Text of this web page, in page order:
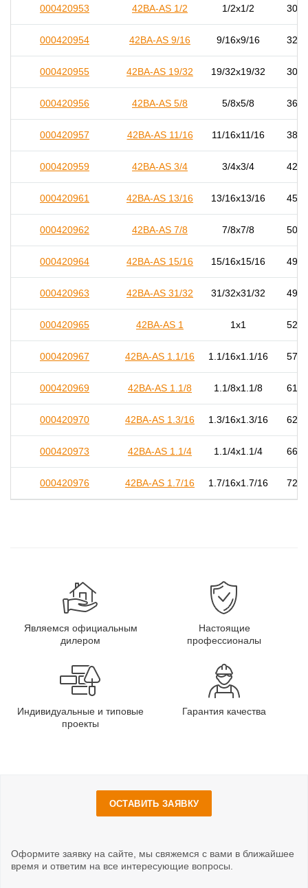
000420953 42BA-AS 1/2 1/2x1/2 30,0
000420954 42BA-AS 9/16 9/16x9/16 32,0
000420955 42BA-AS 19/32 19/32x19/32 30,0
000420956 42BA-AS 5/8 5/8x5/8 36,0
000420957 42BA-AS 11/16 11/16x11/16 38,0
000420959 42BA-AS 3/4 3/4x3/4 42,0
000420961 42BA-AS 13/16 13/16x13/16 45,0
000420962 42BA-AS 7/8 7/8x7/8 50,0
000420964 42BA-AS 15/16 15/16x15/16 49,5
000420963 42BA-AS 31/32 31/32x31/32 49,0
000420965 42BA-AS 1 1x1 52,0
000420967 42BA-AS 1.1/16 1.1/16x1.1/16 57,0
000420969 42BA-AS 1.1/8 1.1/8x1.1/8 61,0
000420970 42BA-AS 1.3/16 1.3/16x1.3/16 62,0
000420973 42BA-AS 1.1/4 1.1/4x1.1/4 66,5
000420976 42BA-AS 1.7/16 1.7/16x1.7/16 72,0
Являемся официальным
дилером
Настоящие
профессионалы
Индивидуальные и типовые
проекты
Гарантия качества
ОСТАВИТЬ ЗАЯВКУ
Оформите заявку на сайте, мы свяжемся с вами в ближайшее
время и ответим на все интересующие вопросы.